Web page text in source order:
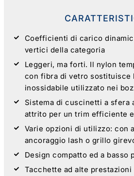
Coefficienti di carico
vertici della categoria
Leggeri, ma forti. Il nylon
con fibra di vetro sostituisce
inossidabile utilizzato nei
Sistema di cuscinetti a sfera
attrito per un trim efficiente
Varie opzioni di utilizzo: con
ancoraggio lash o grillo
Design compatto ed a basso
Tacchette ad alte prestazioni